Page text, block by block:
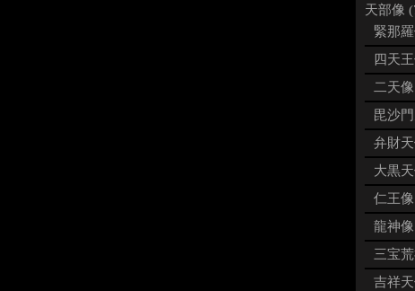
天部像
緊那
四天
二天
毘沙
弁財
大黒
仁王
龍神
三宝
吉祥